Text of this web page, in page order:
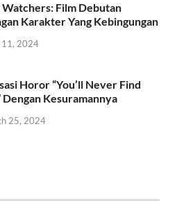
Watchers: Film Debutan
Karakter Yang Kebingungan
11, 2024
Horor “You’ll Never Find
Dengan Kesuramannya
25, 2024